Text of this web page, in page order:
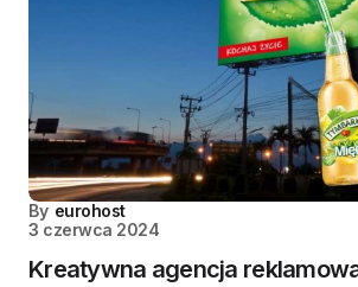
By eurohost
3 czerwca 2024
Kreatywna agencja